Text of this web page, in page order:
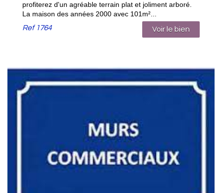
profiterez d'un agréable terrain plat et joliment arboré.
La maison des années 2000 avec 101m²...
Ref1764 Voir le bien